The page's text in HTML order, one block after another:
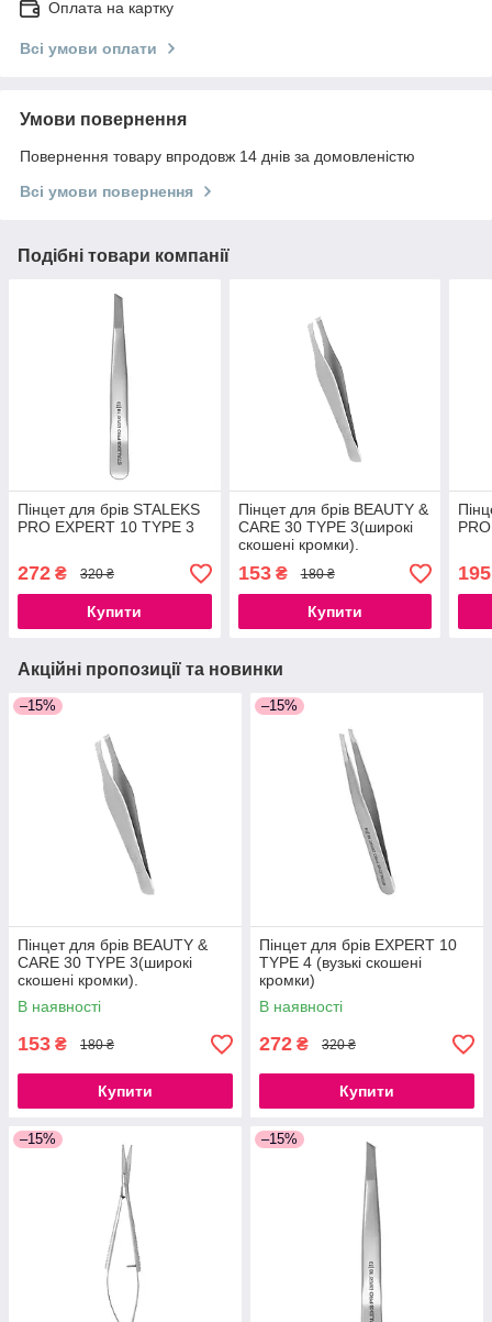
Оплата на картку
Всі умови оплати
Умови повернення
Повернення товару впродовж 14 днів за домовленістю
Всі умови повернення
Подібні товари компанії
Пінцет для брів STALEKS
PRO EXPERT 10 TYPE 3
272 ₴ 320 ₴
Купити
Пінцет для брів BEAUTY &
CARE 30 TYPE 3(широкі
скошені кромки).
153₴ 180 ₴
Купити
Акційні пропозиції та новинки
–15%
Пінцет для брів BEAUTY &
CARE 30 TYPE 3(широкі
скошені кромки).
В наявності
153 ₴ 180 ₴
Купити
–15%
Пінцет для брів EXPERT 10
TYPE 4 (вузькі скошені
кромки)
В наявності
272 ₴ 320 ₴
Купити
–15% –15%